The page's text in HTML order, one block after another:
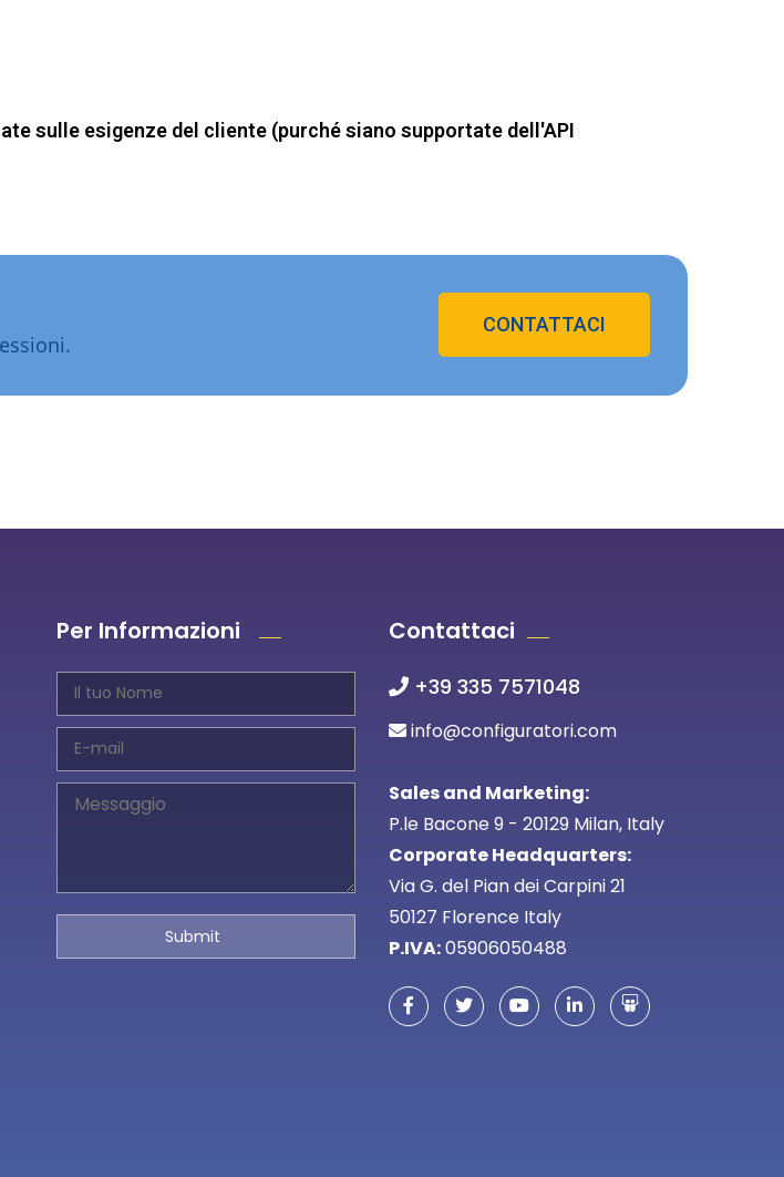
sulle esigenze del cliente (purché siano supportate dell'API
CONTATTACI
Per Informazioni Contattaci
+39 335 7571048
info@configuratori.com
Sales and Marketing:
P.le Bacone 9 - 20129 Milan, Italy
Corporate Headquarters:
Via G. del Pian dei Carpini 21
50127 Florence Italy
P.IVA:05906050488